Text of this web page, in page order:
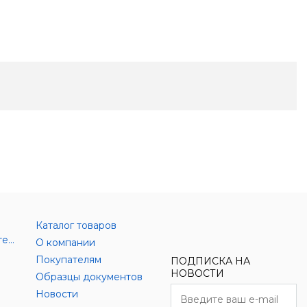
Аксессуары цифровой техники
Каталог товаров
О компании
Покупателям
Образцы документов
Новости
ПОДПИСКА НА
НОВОСТИ